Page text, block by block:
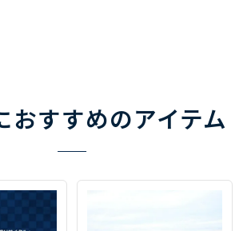
おすすめのアイテム